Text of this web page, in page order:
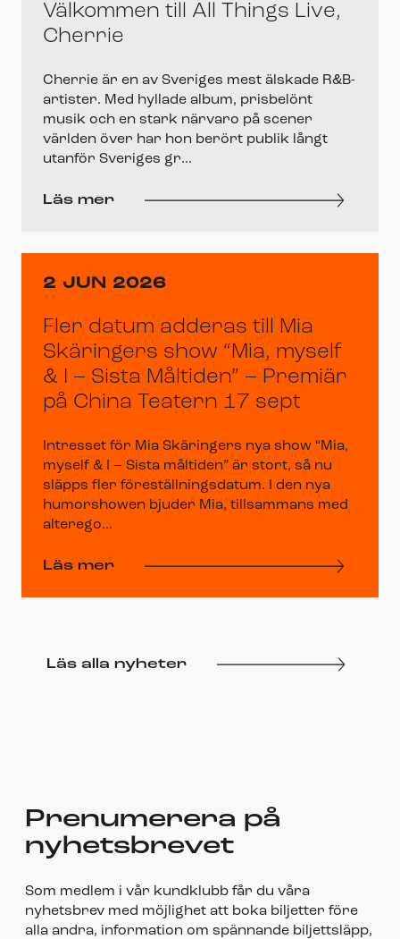
Välkommen till All Things Live,
Cherrie
Cherrie är en av Sveriges mest älskade R&B-
artister. Med hyllade album, prisbelönt
musik och en stark närvaro på scener
världen över har hon berört publik långt
utanför Sveriges gr...
Läs mer
2 JUN 2026
Fler datum adderas till Mia
Skäringers show “Mia, myself
& I – Sista Måltiden” – Premiär
på China Teatern 17 sept
Intresset för Mia Skäringers nya show “Mia,
myself & I – Sista måltiden” är stort, så nu
släpps fler föreställningsdatum. I den nya
humorshowen bjuder Mia, tillsammans med
alterego...
Läs mer
Läs alla nyheter
Prenumerera på
nyhetsbrevet
Som medlem i vår kundklubb får du våra
nyhetsbrev med möjlighet att boka biljetter före
alla andra, information om spännande biljettsläpp,